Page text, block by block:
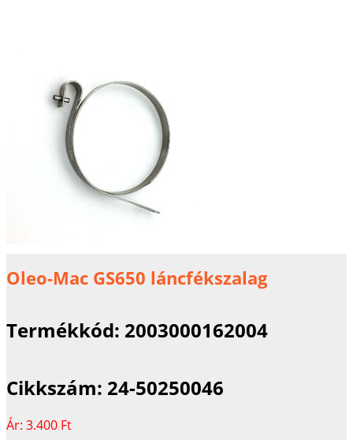
Oleo-Mac GS650 láncfékszalag
Termékkód: 2003000162004
Cikkszám: 24-50250046
Ár: 3.400 Ft